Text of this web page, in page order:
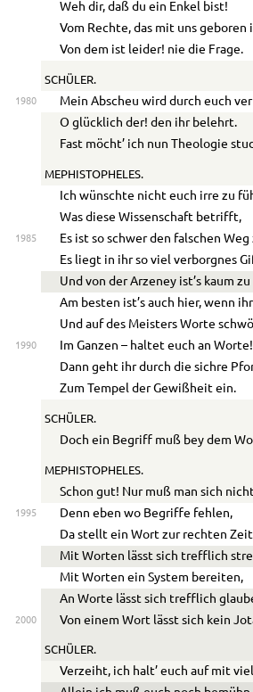
Weh dir, daß du ein Enkel bist!
Vom Rechte, das mit uns geboren
Von dem ist leider! nie die Frage.
SCHÜLER.
1980
Mein Abscheu wird durch euch
O glücklich der! den ihr belehrt.
Fast möcht’ ich nun Theologie
MEPHISTOPHELES.
Ich wünschte nicht euch irre zu
Was diese Wissenschaft betrifft,
1985
Es ist so schwer den falschen
Es liegt in ihr so viel verborgnes
Und von der Arzeney ist’s kaum
Am besten ist’s auch hier, wenn
Und auf des Meisters Worte
1990
Im Ganzen – haltet euch an Worte!
Dann geht ihr durch die sichre
Zum Tempel der Gewißheit ein.
SCHÜLER.
Doch ein Begriff muß bey dem
MEPHISTOPHELES.
Schon gut! Nur muß man sich
1995
Denn eben wo Begriffe fehlen,
Da stellt ein Wort zur rechten
Mit Worten lässt sich trefflich
Mit Worten ein System bereiten,
An Worte lässt sich trefflich
2000 Von einem Wort lässt sich kein
SCHÜLER.
Verzeiht, ich halt’ euch auf mit